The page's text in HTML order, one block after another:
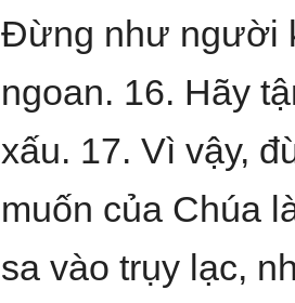
Đừng như người
ngoan. 16. Hãy
xấu. 17. Vì vậy,
muốn của Chúa
sa vào trụy lạc,